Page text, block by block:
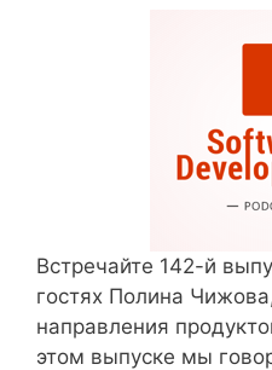
Встречайте 142-й
гостях Полина
направления
этом выпуске мы